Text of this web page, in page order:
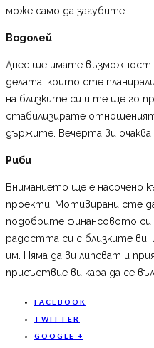
може само да загубите.
Водолей
Днес ще имате възможност
делата, които сте
на близките си и те ще го
стабилизирате
държите. Вечерта ви очаква
Риби
Вниманието ще е насочено
проекти. Мотивирани сте
подобрите финансовото
радостта си с близките
им. Няма да ви липсват и
присъствие ви кара да се
FACEBOOK
TWITTER
GOOGLE +